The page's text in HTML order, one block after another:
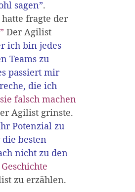
sagen”.
fragte der
Der Agilist
ich bin jedes
Teams zu
passiert mir
die ich
falsch machen
Agilist grinste.
Potenzial zu
besten
nicht zu den
zu erzählen.